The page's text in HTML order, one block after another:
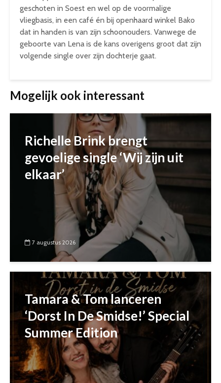
geschoten in Soest en wel op de voormalige
vliegbasis, in een café én bij openhaard winkel Bako
dat in handen is van zijn schoonouders. Vanwege de
geboorte van Lena is de kans overigens groot dat zijn
volgende single over zijn dochterje gaat.
Mogelijk ook interessant
Richelle Brink brengt
gevoelige single ‘Wij zijn uit
elkaar’
7 augustus 2026
Tamara & Tom lanceren
‘Dorst In De Smidse!’ Special
Summer Edition